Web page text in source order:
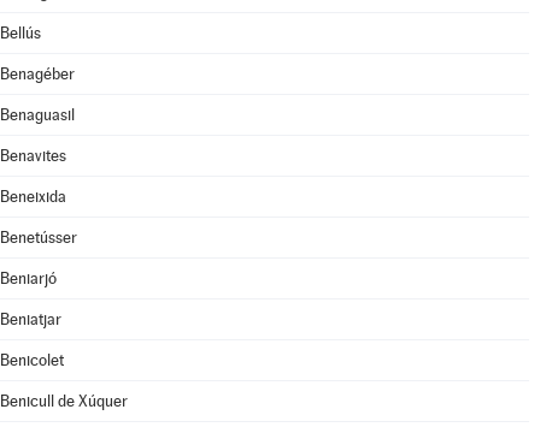
Bellús
Benagéber
Benaguasil
Benavites
Beneixida
Benetússer
Beniarjó
Beniatjar
Benicolet
Benicull de Xúquer